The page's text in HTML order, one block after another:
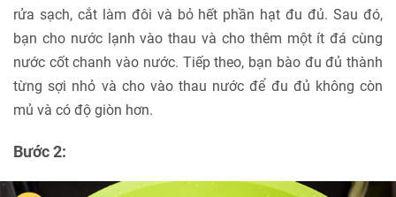
rửa sạch, cắt làm đôi và bỏ hết phần hạt đu đủ. Sau đó,
bạn cho nước lạnh vào thau và cho thêm một ít đá cùng
nước cốt chanh vào nước. Tiếp theo, bạn bào đu đủ thành
từng sợi nhỏ và cho vào thau nước để đu đủ không còn
mủ và có độ giòn hơn.
Bước 2: